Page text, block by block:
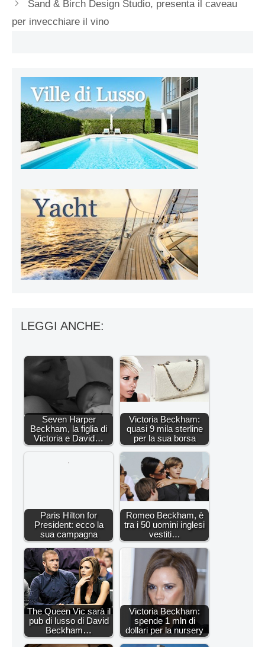
Sand & Birch Design Studio, presenta il caveau
per invecchiare il vino
LEGGI ANCHE:
Seven Harper
Beckham, la figlia di
Victoria e David…
Victoria Beckham:
quasi 9 mila sterline
per la sua borsa
Paris Hilton for
President: ecco la
sua campagna
Romeo Beckham, è
tra i 50 uomini inglesi
vestiti…
The Queen Vic sarà il
pub di lusso di David
Beckham…
Victoria Beckham:
spende 1 mln di
dollari per la nursery